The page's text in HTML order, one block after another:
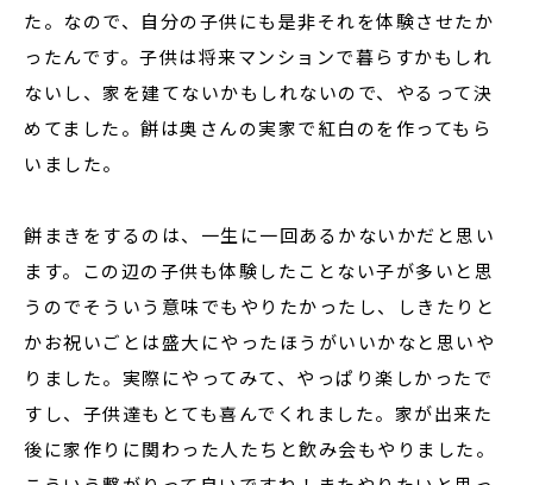
た。なので、自分の子供にも是非それを体験させたか
ったんです。子供は将来マンションで暮らすかもしれ
ないし、家を建てないかもしれないので、やるって決
めてました。餅は奥さんの実家で紅白のを作ってもら
いました。
餅まきをするのは、一生に一回あるかないかだと思い
ます。この辺の子供も体験したことない子が多いと思
うのでそういう意味でもやりたかったし、しきたりと
かお祝いごとは盛大にやったほうがいいかなと思いや
りました。実際にやってみて、やっぱり楽しかったで
すし、子供達もとても喜んでくれました。家が出来た
後に家作りに関わった人たちと飲み会もやりました。